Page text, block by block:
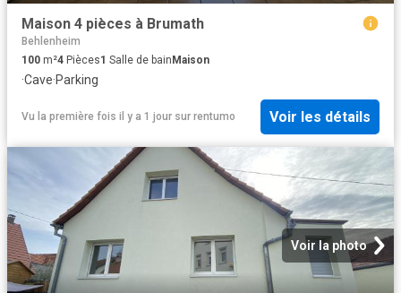
Maison 4 pièces à Brumath
Behlenheim
100 m²4 Pièces1 Salle de bain Maison
·Cave·Parking
Vu la première fois il y a 1 jour sur rentumo Voir les détails
Voir la photo